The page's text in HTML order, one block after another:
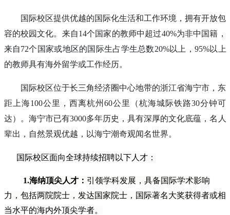
国际校区提供优越的国际化生活和工作环境，拥有开放包
容的校园文化。来自14个国家的教师中超过40%为非中国籍，
来自72个国家或地区的国际生占学生总数20%以上，95%以上
的教师具有海外留学或工作经历。
国际校区位于长三角经济圈中心地带的浙江省海宁市，东
距上海100公里，西离杭州60公里（杭海城际铁路30分钟可
达）。海宁市已有3000多年历史，具有深厚的文化底蕴，名人
辈出，自然景观优越，以海宁潮奇观闻名世界。
国际校区面向全球持续招聘以下人才：
1.海纳顶尖人才： 引领学科发展，具备国际学术影响
力，包括两院院士，发达国家院士，国际著名大奖获得者或相
当水平的海内外顶尖学者。